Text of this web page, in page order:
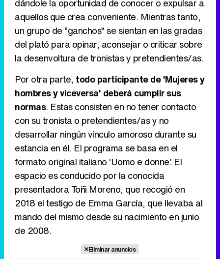
Tráiler de la tercera temporada de 'The Walking Dead: Dead City' de AMC+
Canción ganadora de Eurovisión 2026: DARA con "Bangaranga" por Bulgaria
dándole la oportunidad de conocer o expulsar a
aquellos que crea conveniente. Mientras tanto,
un grupo de "ganchos" se sientan en las gradas
del plató para opinar, aconsejar o criticar sobre
la desenvoltura de tronistas y pretendientes/as.
Por otra parte, todo participante de 'Mujeres y
hombres y viceversa' deberá cumplir sus
normas. Estas consisten en no tener contacto
con su tronista o pretendientes/as y no
desarrollar ningún vínculo amoroso durante su
estancia en él. El programa se basa en el
formato original italiano 'Uomo e donne'. El
espacio es conducido por la conocida
presentadora Toñi Moreno, que recogió en
2018 el testigo de Emma García, que llevaba al
mando del mismo desde su nacimiento en junio
de 2008.
Eliminar anuncios